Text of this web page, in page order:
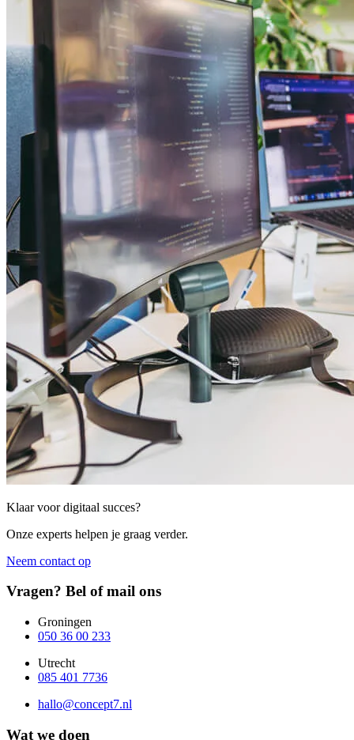
Klaar voor digitaal succes?
Onze experts helpen je graag verder.
Neem contact op
Vragen? Bel of mail ons
Groningen
050 36 00 233
Utrecht
085 401 7736
hallo@concept7.nl
Wat we doen